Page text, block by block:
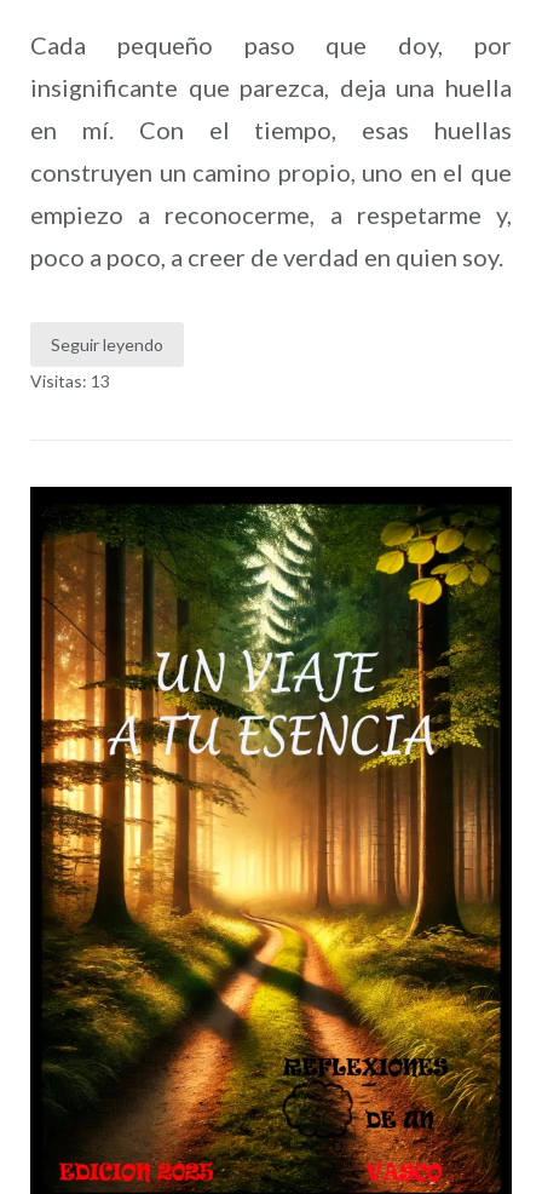
Cada pequeño paso que doy, por
insignificante que parezca, deja una huella
en mí. Con el tiempo, esas huellas
construyen un camino propio, uno en el que
empiezo a reconocerme, a respetarme y,
poco a poco, a creer de verdad en quien soy.
Seguir leyendo
Visitas: 13